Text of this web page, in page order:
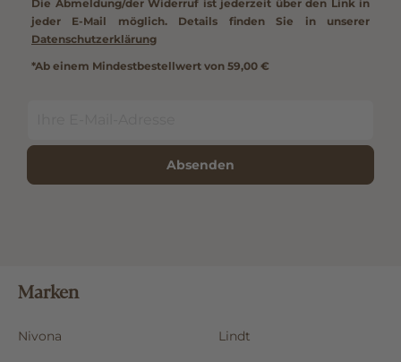
Die Abmeldung/der Widerruf ist jederzeit über den Link in
jeder E-Mail möglich. Details finden Sie in unserer
Datenschutzerklärung
*Ab einem Mindestbestellwert von 59,00 €
Absenden
Marken
Nivona Lindt